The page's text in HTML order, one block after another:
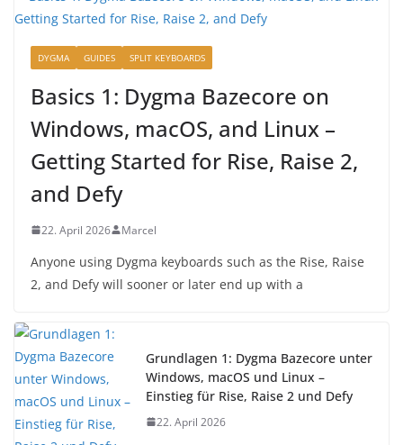
DYGMA GUIDES SPLIT KEYBOARDS
Basics 1: Dygma Bazecore on
Windows, macOS, and Linux –
Getting Started for Rise, Raise 2,
and Defy
22. April 2026 Marcel
Anyone using Dygma keyboards such as the Rise, Raise
2, and Defy will sooner or later end up with a
Grundlagen 1: Dygma Bazecore unter
Windows, macOS und Linux –
Einstieg für Rise, Raise 2 und Defy
22. April 2026